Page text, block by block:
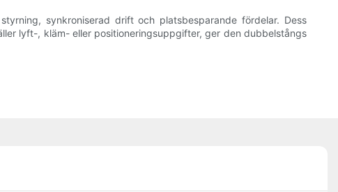
synkroniserad drift och platsbesparande fördelar. Dess
lyft-, kläm- eller positioneringsuppgifter, ger den dubbelstångs